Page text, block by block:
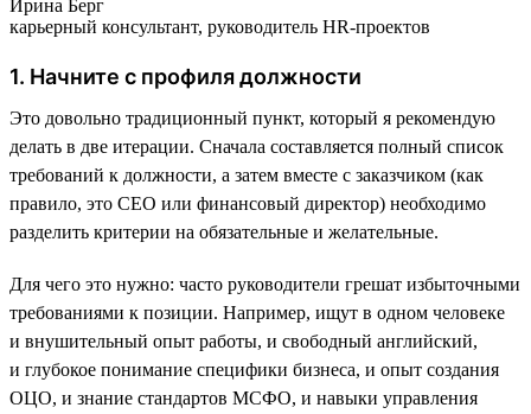
Ирина Берг
карьерный консультант, руководитель HR-проектов
1. Начните с профиля должности
Это довольно традиционный пункт, который я рекомендую
делать в две итерации. Сначала составляется полный список
требований к должности, а затем вместе с заказчиком (как
правило, это СЕО или финансовый директор) необходимо
разделить критерии на обязательные и желательные.
Для чего это нужно: часто руководители грешат избыточными
требованиями к позиции. Например, ищут в одном человеке
и внушительный опыт работы, и свободный английский,
и глубокое понимание специфики бизнеса, и опыт создания
ОЦО, и знание стандартов МСФО, и навыки управления